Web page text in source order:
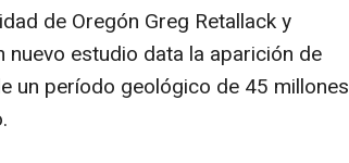
de Oregón Greg Retallack y
nuevo estudio data la aparición de
un período geológico de 45 millones